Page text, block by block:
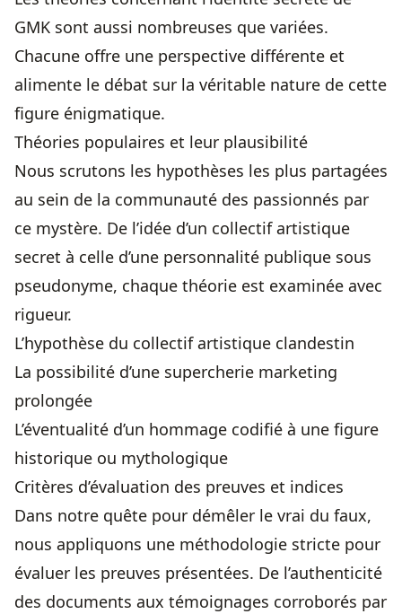
GMK sont aussi nombreuses que variées.
Chacune offre une perspective différente et
alimente le débat sur la véritable nature de cette
figure énigmatique.
Théories populaires et leur plausibilité
Nous scrutons les hypothèses les plus partagées
au sein de la communauté des passionnés par
ce mystère. De l’idée d’un collectif artistique
secret à celle d’une personnalité publique sous
pseudonyme, chaque théorie est examinée avec
rigueur.
L’hypothèse du collectif artistique clandestin
La possibilité d’une supercherie marketing
prolongée
L’éventualité d’un hommage codifié à une figure
historique ou mythologique
Critères d’évaluation des preuves et indices
Dans notre quête pour démêler le vrai du faux,
nous appliquons une méthodologie stricte pour
évaluer les preuves présentées. De l’authenticité
des documents aux témoignages corroborés par